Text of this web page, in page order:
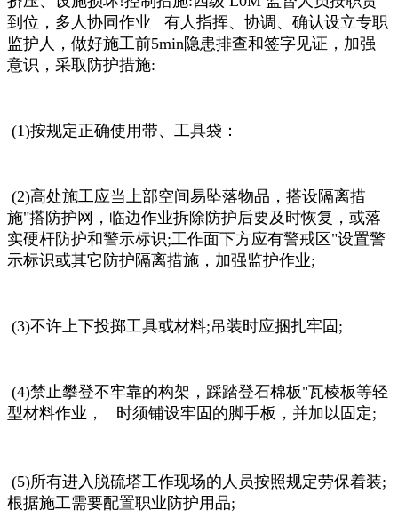
到位，多人协同作业 有人指挥、协调、确认设立专职
监护人，做好施工前5min隐患排查和签字见证，加强
意识，采取防护措施:
(1)按规定正确使用带、工具袋：
(2)高处施工应当上部空间易坠落物品，搭设隔离措
施"搭防护网，临边作业拆除防护后要及时恢复，或落
实硬杆防护和警示标识;工作面下方应有警戒区"设置警
示标识或其它防护隔离措施，加强监护作业;
(3)不许上下投掷工具或材料;吊装时应捆扎牢固;
(4)禁止攀登不牢靠的构架，踩踏登石棉板"瓦棱板等轻
型材料作业， 时须铺设牢固的脚手板，并加以固定;
(5)所有进入脱硫塔工作现场的人员按照规定劳保着装;
根据施工需要配置职业防护用品;